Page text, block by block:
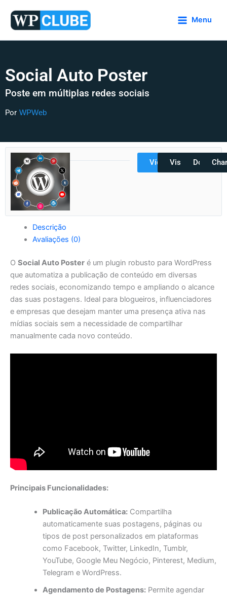
para
conteúdo
Menu
Social Auto Poster
Poste em múltiplas redes sociais
Por WPWeb
VídeosVisualizarDocs
Descrição
Avaliações (0)
O Social Auto Poster é um plugin robusto para WordPress
que automatiza a publicação de conteúdo em diversas
redes sociais, economizando tempo e ampliando o alcance
das suas postagens. Ideal para blogueiros, influenciadores
e empresas que desejam manter uma presença ativa nas
mídias sociais sem a necessidade de compartilhar
manualmente cada novo conteúdo.
Principais Funcionalidades:
Publicação Automática:Compartilha
automaticamente suas postagens, páginas ou
tipos de post personalizados em plataformas
como Facebook, Twitter, LinkedIn, Tumblr,
YouTube, Google Meu Negócio, Pinterest, Medium,
Telegram e WordPress.
Agendamento de Postagens:Permite agendar